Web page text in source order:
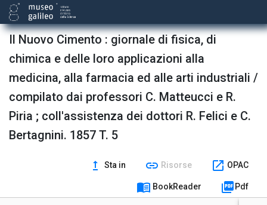
Il Nuovo Cimento : giornale di fisica, di
chimica e delle loro applicazioni alla
medicina, alla farmacia ed alle arti industriali /
compilato dai professori C. Matteucci e R.
Piria ; coll'assistenza dei dottori R. Felici e C.
Bertagnini. 1857 T. 5
upgrade Sta in link Risorse open_in_new OPAC
menu_book BookReader picture_as_pdf Pdf
Frontespizio
Barometrografo lettera del p. Secchi al prof. Matteucci.
Osservazioni di meteorologia e fisica terrestre durante
l'eruzione del Vesuvio del Maggio 1855 / L. Palmieri.
Sulle forme cristalline del boro adamantino / Q. Sella.
Sulla ossamide / C. Bertagnini.
Sulle forme cristalline di alcuni sali di platino a base di